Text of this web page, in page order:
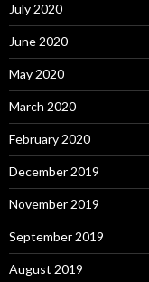
July 2020
June 2020
May 2020
March 2020
February 2020
December 2019
November 2019
September 2019
August 2019